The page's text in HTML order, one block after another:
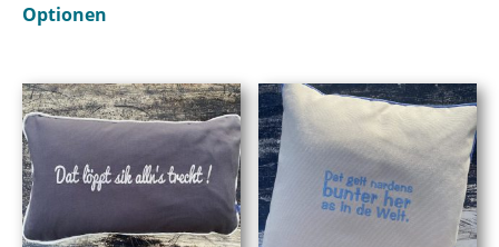
Optionen